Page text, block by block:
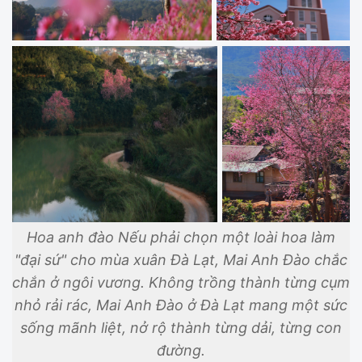
Hoa anh đào Nếu phải chọn một loài hoa làm
"đại sứ" cho mùa xuân Đà Lạt, Mai Anh Đào chắc
chắn ở ngôi vương. Không trồng thành từng cụm
nhỏ rải rác, Mai Anh Đào ở Đà Lạt mang một sức
sống mãnh liệt, nở rộ thành từng dải, từng con
đường.